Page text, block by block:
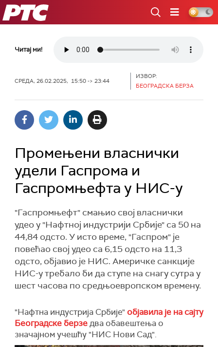
РТС
Читај ми!
СРЕДА, 26.02.2025, 15:50 -> 23:44
ИЗВОР:
БЕОГРАДСКА БЕРЗА
Промењени власнички
удели Гаспрома и
Гаспромњефта у НИС-у
"Гаспромњефт" смањио свој власнички
удео у "Нафтној индустрији Србије" са 50 на
44,84 одсто. У исто време, "Гаспром" је
повећао свој удео са 6,15 одсто на 11,3
одсто, објавио је НИС. Америчке санкције
НИС-у требало би да ступе на снагу сутра у
шест часова по средњоевропском времену.
"Нафтна индустрија Србије" објавила је на сајту
Београдске берзедва обавештења о
значајном учешћу "НИС Нови Сад".